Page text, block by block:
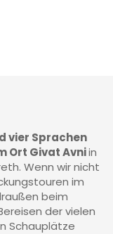
vier Sprachen
Ort Givat Avniin
Wenn wir nicht
im
beim
der vielen
Schauplätze